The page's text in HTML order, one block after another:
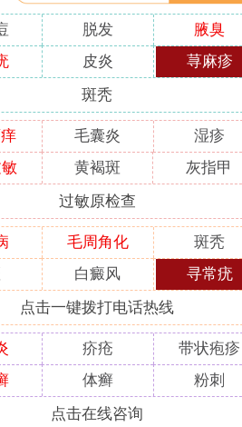
脱发
腋臭
皮炎 荨麻疹
斑秃
毛囊炎
湿疹
黄褐斑 灰指甲
过敏原检查
毛周角化
斑秃
白癜风 寻常疣
点击一键拨打电话热线
疥疮
带状疱疹
体癣 粉刺
点击在线咨询